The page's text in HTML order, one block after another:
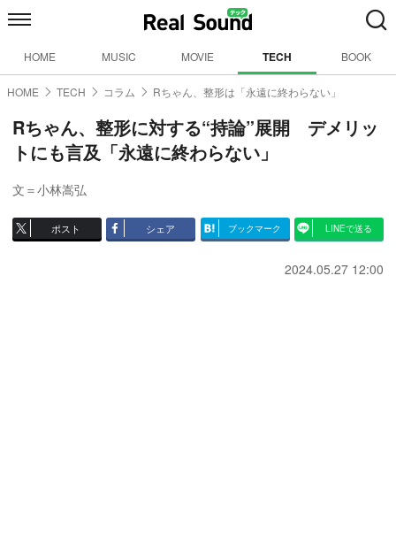
HOME MUSIC MOVIE TECH BOOK
HOME TECH コラム Rちゃん、整形は「永遠に終わらない」
Rちゃん、整形に対する“持論”展開 デメリッ
トにも言及「永遠に終わらない」
文＝小林嵩弘
ポスト シェア ブックマーク LINEで送る
2024.05.27 12:00